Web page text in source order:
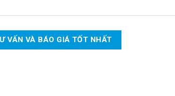
VẤN VÀ BÁO GIÁ TỐT NHẤT